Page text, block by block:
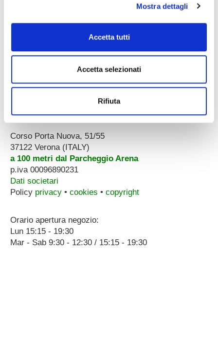
Mostra dettagli
Accetta tutti
Accetta selezionati
Rifiuta
/ Fax 045.8012858
3896251810
Corso Porta Nuova, 51/55
37122 Verona (ITALY)
a 100 metri dal Parcheggio Arena
p.iva 00096890231
Dati societari
Policy privacy• cookies • copyright
Orario apertura negozio:
Lun 15:15 - 19:30
Mar - Sab 9:30 - 12:30 / 15:15 - 19:30